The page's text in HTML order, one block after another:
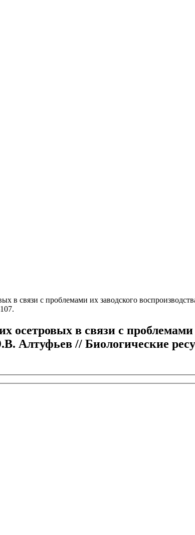
в связи с проблемами их заводского
в связи с проблемами
Алтуфьев // Биологические